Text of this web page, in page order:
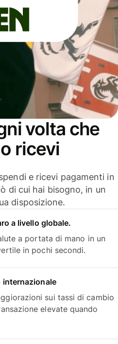
volta che
ricevi
e ricevi pagamenti in
di cui hai bisogno, in un
disposizione.
a livello globale.
a portata di mano in un
in pochi secondi.
internazionale
sui tassi di cambio
elevate quando